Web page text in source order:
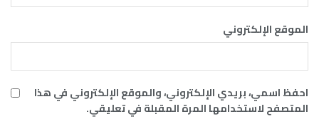
الموقع الإلكتروني
احفظ اسمي، بريدي الإلكتروني، والموقع الإلكتروني في هذا
المتصفح لاستخدامها المرة المقبلة في تعليقي.